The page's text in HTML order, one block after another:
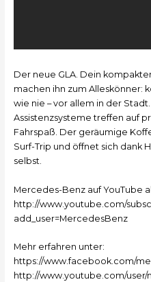
Der neue GLA. Dein
machen ihn zum Alleskönner:
wie nie – vor allem in der
Assistenzsysteme treffen auf
Fahrspaß. Der geräumige
Surf-Trip und öffnet sich dank
selbst.
Mercedes-Benz auf YouTube
http://www.youtube.com/
add_user=MercedesBenz
Mehr erfahren unter:
https://www.facebook.com/
http://www.youtube.com/